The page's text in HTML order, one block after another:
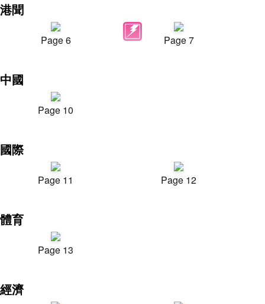
港聞
Page 6 Page 7
中國
Page 10
國際
Page 11 Page 12
體育
Page 13
經濟